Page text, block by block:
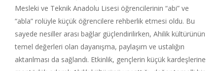
Mesleki ve Teknik Anadolu Lisesi öğrencilerinin “abi” ve
“abla” rolüyle küçük öğrencilere rehberlik etmesi oldu. Bu
sayede nesiller arası bağlar güçlendirilirken, Ahilik kültürünün
temel değerleri olan dayanışma, paylaşım ve ustalığın
aktarılması da sağlandı. Etkinlik, gençlerin küçük kardeşlerine